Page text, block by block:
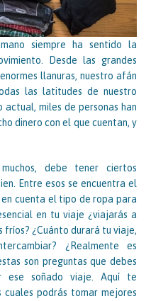
siempre ha sentido la
Desde las grandes
llanuras, nuestro afán
las latitudes de nuestro
miles de personas han
dinero con el que cuentan, y
debe tener ciertos
Entre esos se encuentra el
cuenta el tipo de ropa para
en tu viaje ¿viajarás a
fríos? ¿Cuánto durará tu viaje,
¿Realmente es
son preguntas que debes
ese soñado viaje. Aquí te
cuales podrás tomar mejores